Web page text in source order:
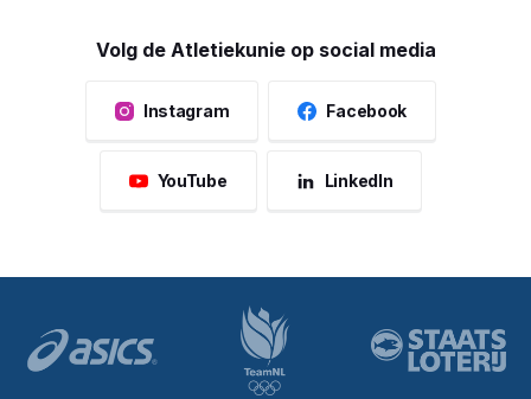
Volg de Atletiekunie op social media
Instagram Facebook
YouTube LinkedIn